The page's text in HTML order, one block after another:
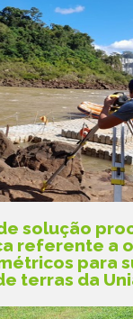
solução
referente a
para
terras da